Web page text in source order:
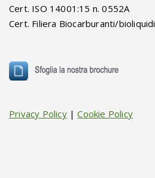
Cert. ISO 14001:15 n. 0552A
Cert. Filiera Biocarburanti/bioliquidi
Privacy Policy|Cookie Policy